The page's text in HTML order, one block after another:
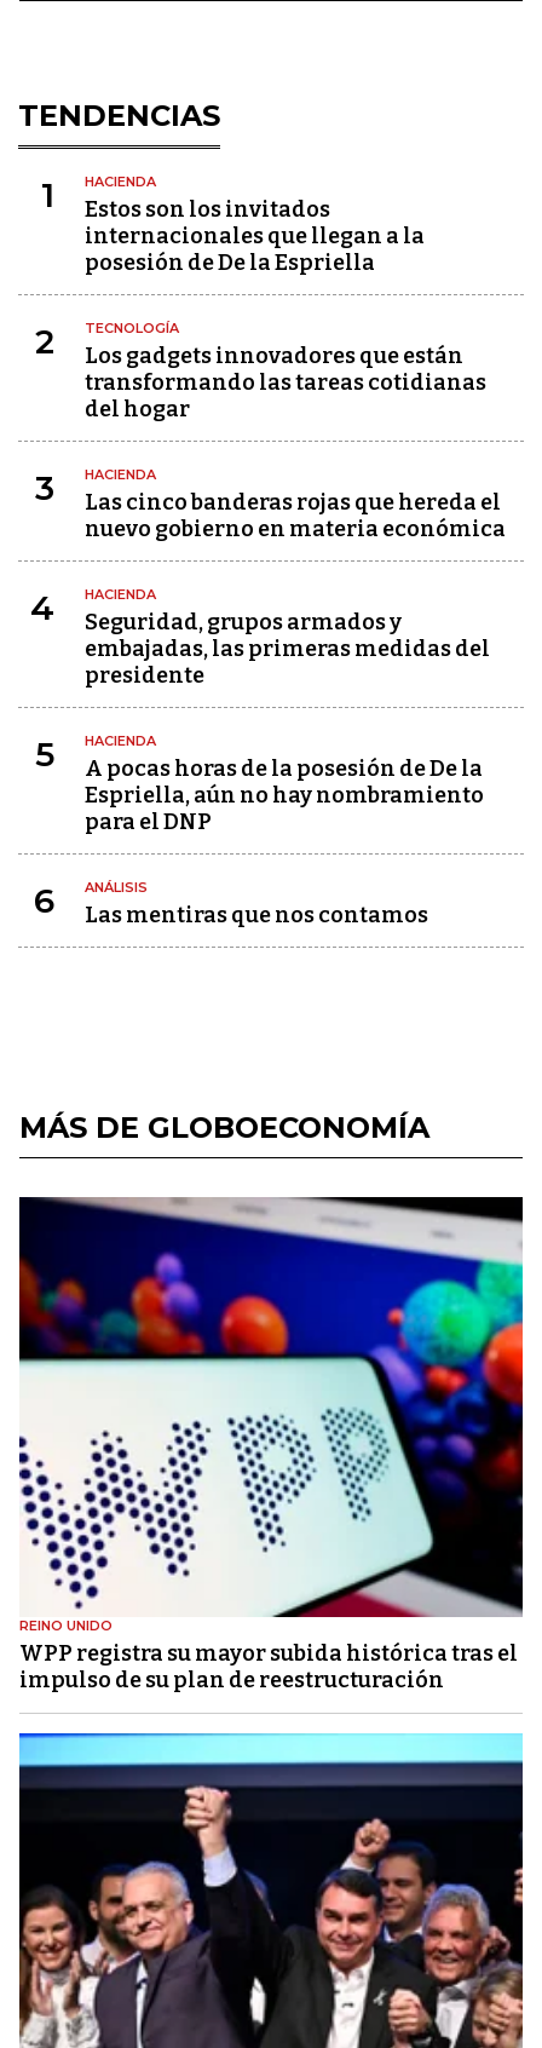
TENDENCIAS
1 HACIENDA
Estos son los invitados
internacionales que llegan a la
posesión de De la Espriella
2 TECNOLOGÍA
Los gadgets innovadores que están
transformando las tareas cotidianas
del hogar
3 HACIENDA
Las cinco banderas rojas que hereda el
nuevo gobierno en materia económica
4 HACIENDA
Seguridad, grupos armados y
embajadas, las primeras medidas del
presidente
5 HACIENDA
A pocas horas de la posesión de De la
Espriella, aún no hay nombramiento
para el DNP
6 ANÁLISIS
Las mentiras que nos contamos
MÁS DE GLOBOECONOMÍA
REINO UNIDO
WPP registra su mayor subida histórica tras el
impulso de su plan de reestructuración